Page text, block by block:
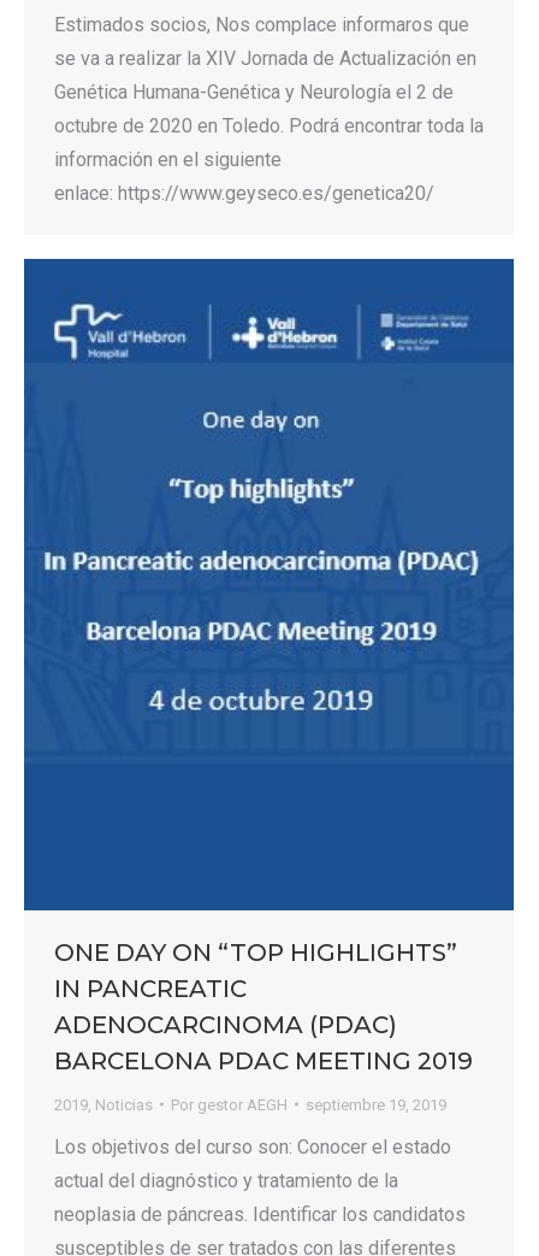
Estimados socios, Nos complace informaros que
se va a realizar la XIV Jornada de Actualización en
Genética Humana-Genética y Neurología el 2 de
octubre de 2020 en Toledo. Podrá encontrar toda la
información en el siguiente
enlace: https://www.geyseco.es/genetica20/
ONE DAY ON “TOP HIGHLIGHTS”
IN PANCREATIC
ADENOCARCINOMA (PDAC)
BARCELONA PDAC MEETING 2019
2019 Noticias Por gestor AEGH septiembre 19, 2019
Los objetivos del curso son: Conocer el estado
actual del diagnóstico y tratamiento de la
neoplasia de páncreas. Identificar los candidatos
susceptibles de ser tratados con las diferentes